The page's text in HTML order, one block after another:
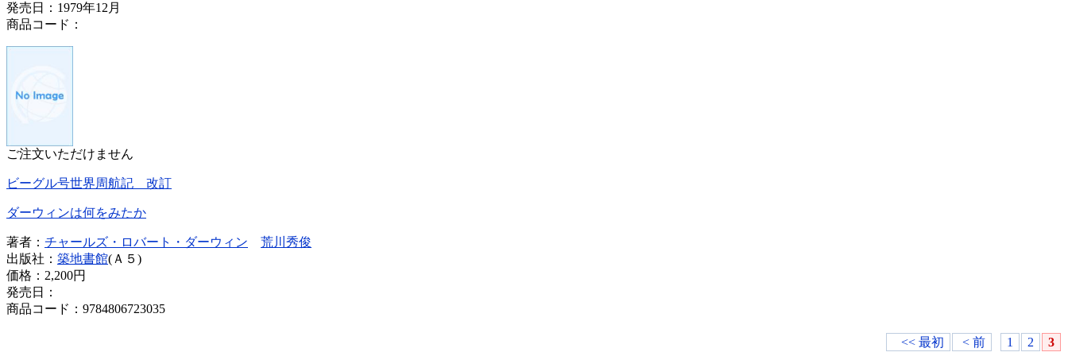
発売日：1979年12月
商品コード：
ご注文いただけません
ビーグル号世界周航記 改訂
ダーウィンは何をみたか
著者： チャールズ・ロバート・ダーウィン
荒川秀俊
出版社： 築地書館(Ａ５)
価格： 2,200円
発売日：
商品コード：9784806723035
<< 最初 < 前 1 2 3